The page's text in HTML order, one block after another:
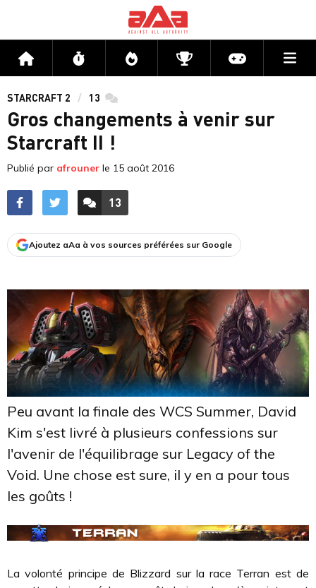
Accueil Flux Directs CompétitionsActu jeux
STARCRAFT 2 13 commentaires
Gros changements à venir sur
Starcraft II !
Publié par afrouner le 15 août 2016
ACCÉDER AUX
13
COMMENTAIRES
Ajoutez aAa à vos sources préférées sur Google
Peu avant la finale des WCS Summer, David
Kim s'est livré à plusieurs confessions sur
l'avenir de l'équilibrage sur Legacy of the
Void. Une chose est sure, il y en a pour tous
les goûts !
La volonté principe de Blizzard sur la race Terran est de